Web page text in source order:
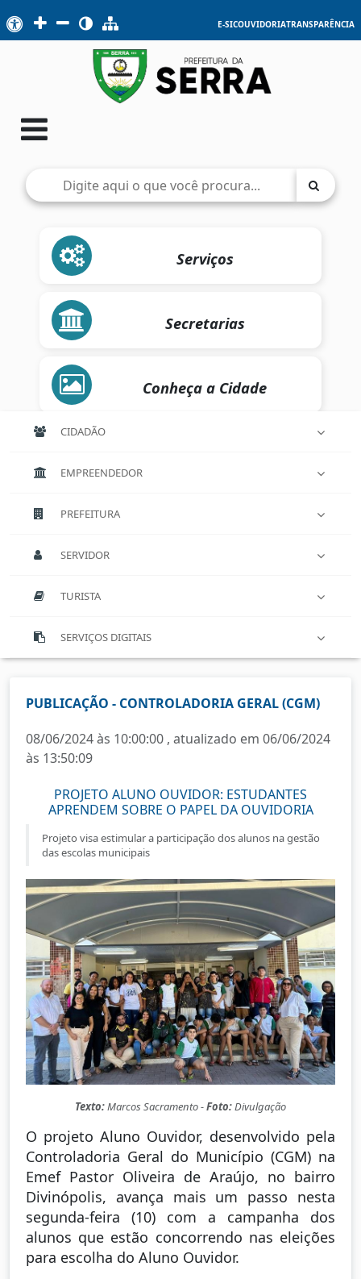
E-SICOUVIDORIATRANSPARÊNCIA
Serviços
Secretarias
Conheça a Cidade
CIDADÃO
EMPREENDEDOR
PREFEITURA
SERVIDOR
TURISTA
SERVIÇOS DIGITAIS
PUBLICAÇÃO - CONTROLADORIA GERAL (CGM)
08/06/2024 às 10:00:00 , atualizado em 06/06/2024
às 13:50:09
PROJETO ALUNO OUVIDOR: ESTUDANTES
APRENDEM SOBRE O PAPEL DA OUVIDORIA
Projeto visa estimular a participação dos alunos na gestão
das escolas municipais
Texto:Marcos Sacramento -Foto:Divulgação
O projeto Aluno Ouvidor, desenvolvido pela
Controladoria Geral do Município (CGM) na
Emef Pastor Oliveira de Araújo, no bairro
Divinópolis, avança mais um passo nesta
segunda-feira (10) com a campanha dos
alunos que estão concorrendo nas eleições
para escolha do Aluno Ouvidor.